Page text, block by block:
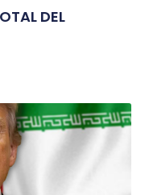
DEL